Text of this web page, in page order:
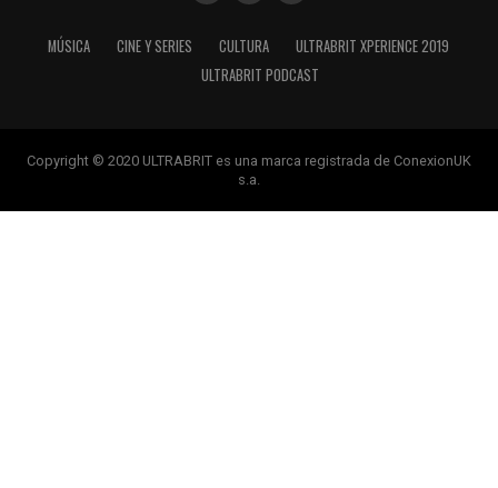
MÚSICA CINE Y SERIES CULTURA
ULTRABRIT XPERIENCE 2019
ULTRABRIT PODCAST
Copyright © 2020 ULTRABRIT es una marca registrada de ConexionUK
s.a.